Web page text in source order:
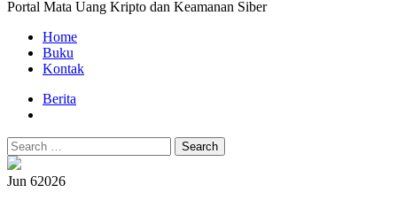
Portal Mata Uang Kripto dan Keamanan Siber
Primary
Menu
Home
Buku
Kontak
Berita
Search
for:
Jun 62026